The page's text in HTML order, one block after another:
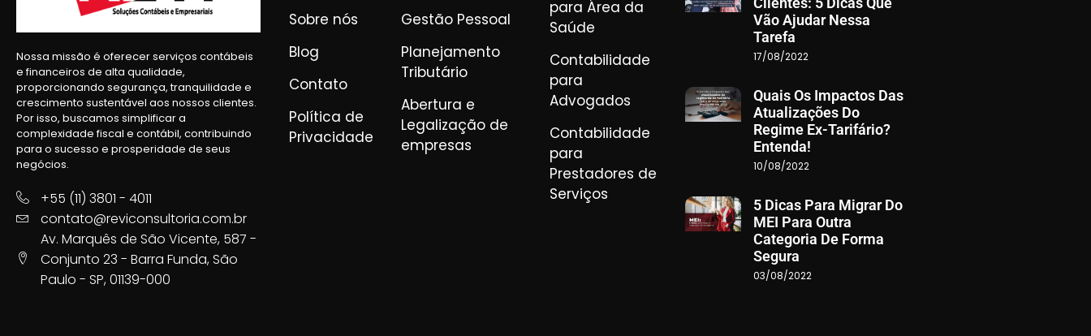
Nossa missão é oferecer serviços contábeis
e financeiros de alta qualidade,
proporcionando segurança, tranquilidade e
crescimento sustentável aos nossos clientes.
Por isso, buscamos simplificar a
complexidade fiscal e contábil, contribuindo
para o sucesso e prosperidade de seus
negócios.
+55 (11) 3801 - 4011
contato@reviconsultoria.com.br
Av. Marquês de São Vicente, 587 -
Conjunto 23 - Barra Funda, São
Paulo - SP, 01139-000
Sobre nós
Blog
Contato
Política de
Privacidade
Gestão Pessoal
Planejamento
Tributário
Abertura e
Legalização de
empresas
para Área da
Saúde
Contabilidade
para
Advogados
Contabilidade
para
Prestadores de
Serviços
Vão Ajudar Nessa
Tarefa
17/08/2022
Quais Os Impactos Das
Atualizações Do
Regime Ex-Tarifário?
Entenda!
10/08/2022
5 Dicas Para Migrar Do
MEI Para Outra
Categoria De Forma
Segura
03/08/2022